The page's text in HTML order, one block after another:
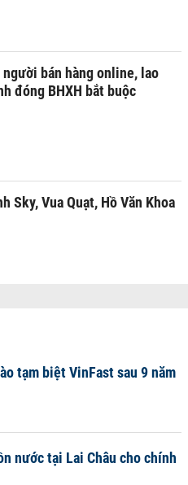
bán hàng online, lao
đóng BHXH bắt buộc
Sky, Vua Quạt, Hồ Văn Khoa
tạm biệt VinFast sau 9 năm
nước tại Lai Châu cho chính